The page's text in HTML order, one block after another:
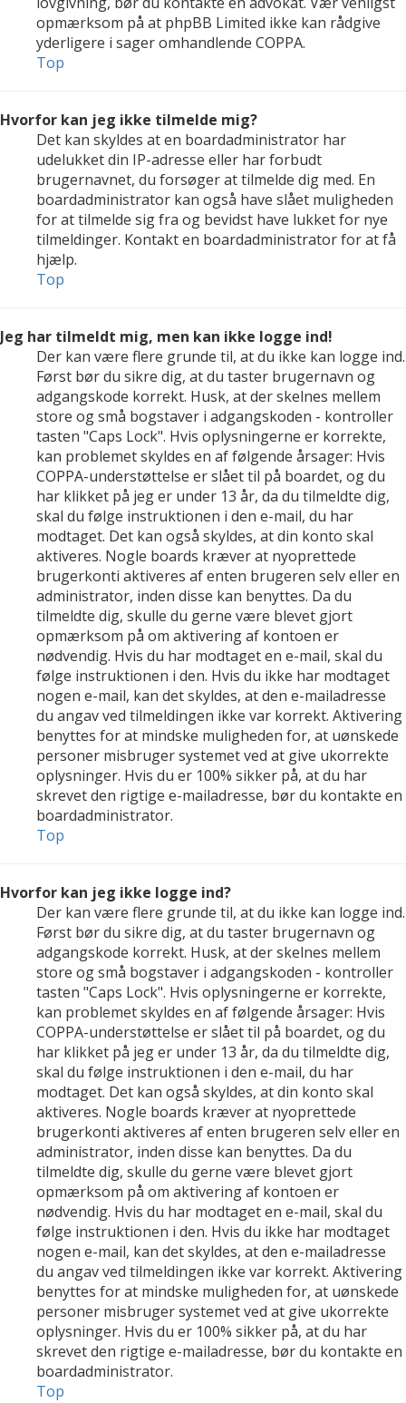
opmærksom på at phpBB Limited ikke kan rådgive
yderligere i sager omhandlende COPPA.
Top
Hvorfor kan jeg ikke tilmelde mig?
Det kan skyldes at en boardadministrator har
udelukket din IP-adresse eller har forbudt
brugernavnet, du forsøger at tilmelde dig med. En
boardadministrator kan også have slået muligheden
for at tilmelde sig fra og bevidst have lukket for nye
tilmeldinger. Kontakt en boardadministrator for at få
hjælp.
Top
Jeg har tilmeldt mig, men kan ikke logge ind!
Der kan være flere grunde til, at du ikke kan logge ind.
Først bør du sikre dig, at du taster brugernavn og
adgangskode korrekt. Husk, at der skelnes mellem
store og små bogstaver i adgangskoden - kontroller
tasten "Caps Lock". Hvis oplysningerne er korrekte,
kan problemet skyldes en af følgende årsager: Hvis
COPPA-understøttelse er slået til på boardet, og du
har klikket på jeg er under 13 år, da du tilmeldte dig,
skal du følge instruktionen i den e-mail, du har
modtaget. Det kan også skyldes, at din konto skal
aktiveres. Nogle boards kræver at nyoprettede
brugerkonti aktiveres af enten brugeren selv eller en
administrator, inden disse kan benyttes. Da du
tilmeldte dig, skulle du gerne være blevet gjort
opmærksom på om aktivering af kontoen er
nødvendig. Hvis du har modtaget en e-mail, skal du
følge instruktionen i den. Hvis du ikke har modtaget
nogen e-mail, kan det skyldes, at den e-mailadresse
du angav ved tilmeldingen ikke var korrekt. Aktivering
benyttes for at mindske muligheden for, at uønskede
personer misbruger systemet ved at give ukorrekte
oplysninger. Hvis du er 100% sikker på, at du har
skrevet den rigtige e-mailadresse, bør du kontakte en
boardadministrator.
Top
Hvorfor kan jeg ikke logge ind?
Der kan være flere grunde til, at du ikke kan logge ind.
Først bør du sikre dig, at du taster brugernavn og
adgangskode korrekt. Husk, at der skelnes mellem
store og små bogstaver i adgangskoden - kontroller
tasten "Caps Lock". Hvis oplysningerne er korrekte,
kan problemet skyldes en af følgende årsager: Hvis
COPPA-understøttelse er slået til på boardet, og du
har klikket på jeg er under 13 år, da du tilmeldte dig,
skal du følge instruktionen i den e-mail, du har
modtaget. Det kan også skyldes, at din konto skal
aktiveres. Nogle boards kræver at nyoprettede
brugerkonti aktiveres af enten brugeren selv eller en
administrator, inden disse kan benyttes. Da du
tilmeldte dig, skulle du gerne være blevet gjort
opmærksom på om aktivering af kontoen er
nødvendig. Hvis du har modtaget en e-mail, skal du
følge instruktionen i den. Hvis du ikke har modtaget
nogen e-mail, kan det skyldes, at den e-mailadresse
du angav ved tilmeldingen ikke var korrekt. Aktivering
benyttes for at mindske muligheden for, at uønskede
personer misbruger systemet ved at give ukorrekte
oplysninger. Hvis du er 100% sikker på, at du har
skrevet den rigtige e-mailadresse, bør du kontakte en
boardadministrator.
Top